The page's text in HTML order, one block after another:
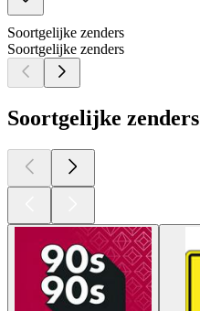
Soortgelijke zenders
Soortgelijke zenders
Soortgelijke zenders